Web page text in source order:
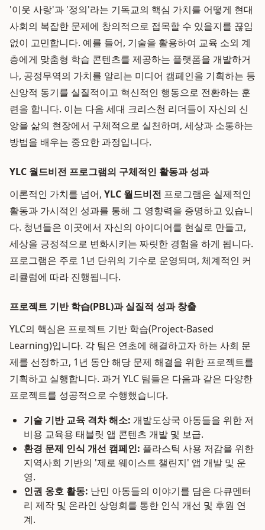
'이웃 사랑'과 '정의'라는 기독교의 핵심 가치를 어떻게 현대
사회의 복잡한 문제에 창의적으로 접목할 수 있을지를 끊임
없이 고민합니다. 예를 들어, 기술을 활용하여 교육 소외 계
층에게 맞춤형 학습 콘텐츠를 제공하는 플랫폼을 개발하거
나, 공정무역의 가치를 알리는 미디어 캠페인을 기획하는 등
신앙적 동기를 실질적이고 혁신적인 행동으로 전환하는 훈
련을 합니다. 이는 다음 세대 크리스천 리더들이 자신의 신
앙을 삶의 현장에서 구체적으로 실천하며, 세상과 소통하는
방법을 배우는 중요한 과정입니다.
YLC 월드비전 프로그램의 구체적인 활동과 성과
이론적인 가치를 넘어, YLC 월드비전 프로그램은 실제적인
활동과 가시적인 성과를 통해 그 영향력을 증명하고 있습니
다. 청년들은 이곳에서 자신의 아이디어를 현실로 만들고,
세상을 긍정적으로 변화시키는 짜릿한 경험을 하게 됩니다.
프로그램은 주로 1년 단위의 기수로 운영되며, 체계적인 커
리큘럼에 따라 진행됩니다.
프로젝트 기반 학습(PBL)과 실질적 성과 창출
YLC의 핵심은 프로젝트 기반 학습(Project-Based
Learning)입니다. 각 팀은 연초에 해결하고자 하는 사회 문
제를 선정하고, 1년 동안 해당 문제 해결을 위한 프로젝트를
기획하고 실행합니다. 과거 YLC 팀들은 다음과 같은 다양한
프로젝트를 성공적으로 수행했습니다.
기술 기반 교육 격차 해소: 개발도상국 아동들을 위한 저
비용 교육용 태블릿 앱 콘텐츠 개발 및 보급.
환경 문제 인식 개선 캠페인: 플라스틱 사용 저감을 위한
지역사회 기반의 '제로 웨이스트 챌린지' 앱 개발 및 운
영.
인권 옹호 활동: 난민 아동들의 이야기를 담은 다큐멘터
리 제작 및 온라인 상영회를 통한 인식 개선 및 후원 연
계.